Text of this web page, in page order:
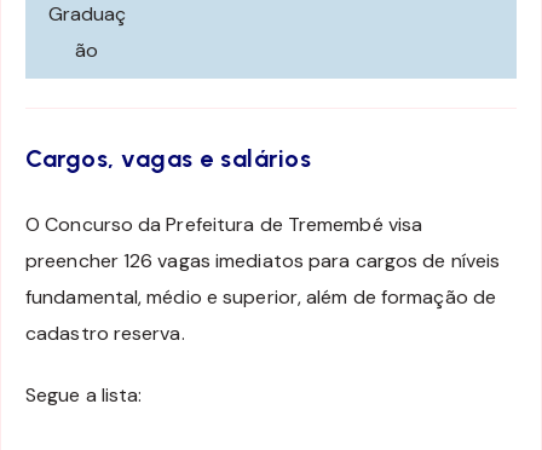
Graduaç
ão
Cargos, vagas e salários
O Concurso da Prefeitura de Tremembé visa
preencher 126 vagas imediatos para cargos de níveis
fundamental, médio e superior, além de formação de
cadastro reserva.
Segue a lista: